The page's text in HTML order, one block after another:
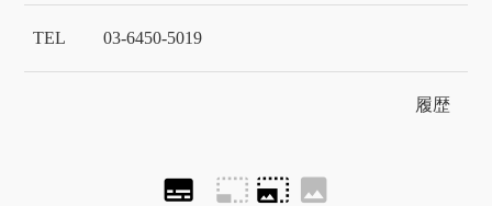
TEL 03-6450-5019
履歴
subtitles photo_size_select_small photo_size_select_large image